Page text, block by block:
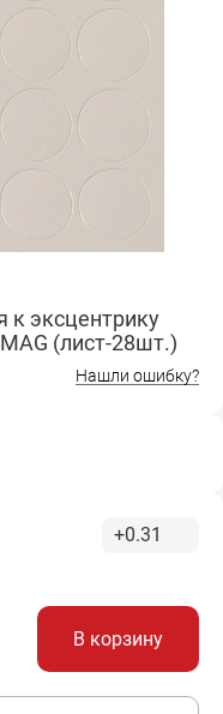
эксцентрику
(лист-28шт.)
Нашли ошибку?
+0.31
В корзину